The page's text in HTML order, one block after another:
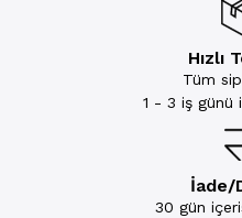
Hızlı
Tüm
1 - 3 iş günü
İade/
30 gün